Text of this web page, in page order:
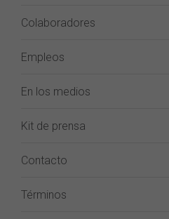
Colaboradores
Empleos
En los medios
Kit de prensa
Contacto
Términos